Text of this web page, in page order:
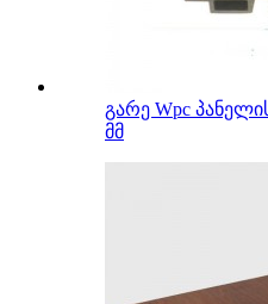
გარე Wpc
მმ